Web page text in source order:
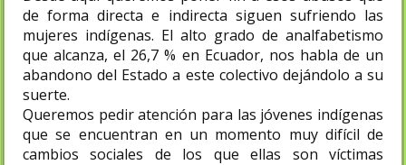
de forma directa e indirecta siguen sufriendo las
mujeres indígenas. El alto grado de analfabetismo
que alcanza, el 26,7 % en Ecuador, nos habla de un
abandono del Estado a este colectivo dejándolo a su
suerte.
Queremos pedir atención para las jóvenes indígenas
que se encuentran en un momento muy difícil de
cambios sociales de los que ellas son víctimas